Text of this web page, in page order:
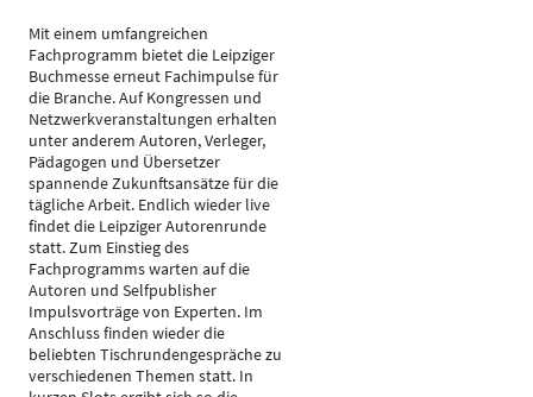
Mit einem umfangreichen
Fachprogramm bietet die Leipziger
Buchmesse erneut Fachimpulse für
die Branche. Auf Kongressen und
Netzwerkveranstaltungen erhalten
unter anderem Autoren, Verleger,
Pädagogen und Übersetzer
spannende Zukunftsansätze für die
tägliche Arbeit. Endlich wieder live
findet die Leipziger Autorenrunde
statt. Zum Einstieg des
Fachprogramms warten auf die
Autoren und Selfpublisher
Impulsvorträge von Experten. Im
Anschluss finden wieder die
beliebten Tischrundengespräche zu
verschiedenen Themen statt. In